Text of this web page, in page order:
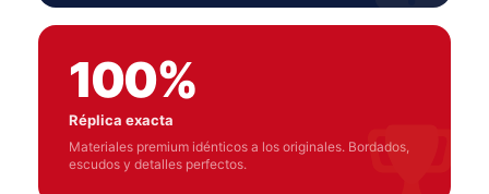
100%
Réplica exacta
Materiales premium idénticos a los originales. Bordados,
escudos y detalles perfectos.